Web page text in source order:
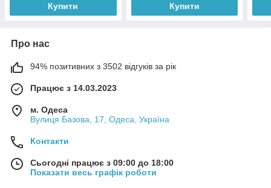
Купити Купити
Про нас
94% позитивних з 3502 відгуків за рік
Працює з 14.03.2023
м. Одеса
Вулиця Базова, 17, Одеса, Україна
Контакти
Сьогодні працює з 09:00 до 18:00
Показати весь графік роботи